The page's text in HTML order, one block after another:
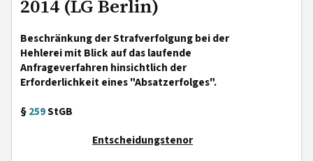
2014 (LG Berlin)
Beschränkung der Strafverfolgung bei der
Hehlerei mit Blick auf das laufende
Anfrageverfahren hinsichtlich der
Erforderlichkeit eines "Absatzerfolges".
§259StGB
Entscheidungstenor